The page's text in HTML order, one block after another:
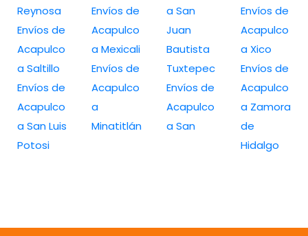
Reynosa
Envíos de
Acapulco
a Saltillo
Envíos de
Acapulco
a San Luis
Potosi
Envíos de
Acapulco
a Mexicali
Envíos de
Acapulco
a
Minatitlán
a San
Juan
Bautista
Tuxtepec
Envíos de
Acapulco
a San
Envíos de
Acapulco
a Xico
Envíos de
Acapulco
a Zamora
de
Hidalgo